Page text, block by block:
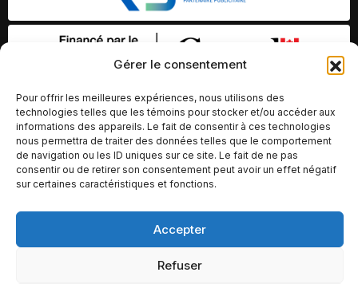
Gérer le consentement
Pour offrir les meilleures expériences, nous utilisons des
technologies telles que les témoins pour stocker et/ou accéder aux
informations des appareils. Le fait de consentir à ces technologies
nous permettra de traiter des données telles que le comportement
de navigation ou les ID uniques sur ce site. Le fait de ne pas
consentir ou de retirer son consentement peut avoir un effet négatif
sur certaines caractéristiques et fonctions.
Accepter
Refuser
© Copyright 2026 – Altomédia Inc |
Ce site internet a été conçu et développé par Chameleon Ideas